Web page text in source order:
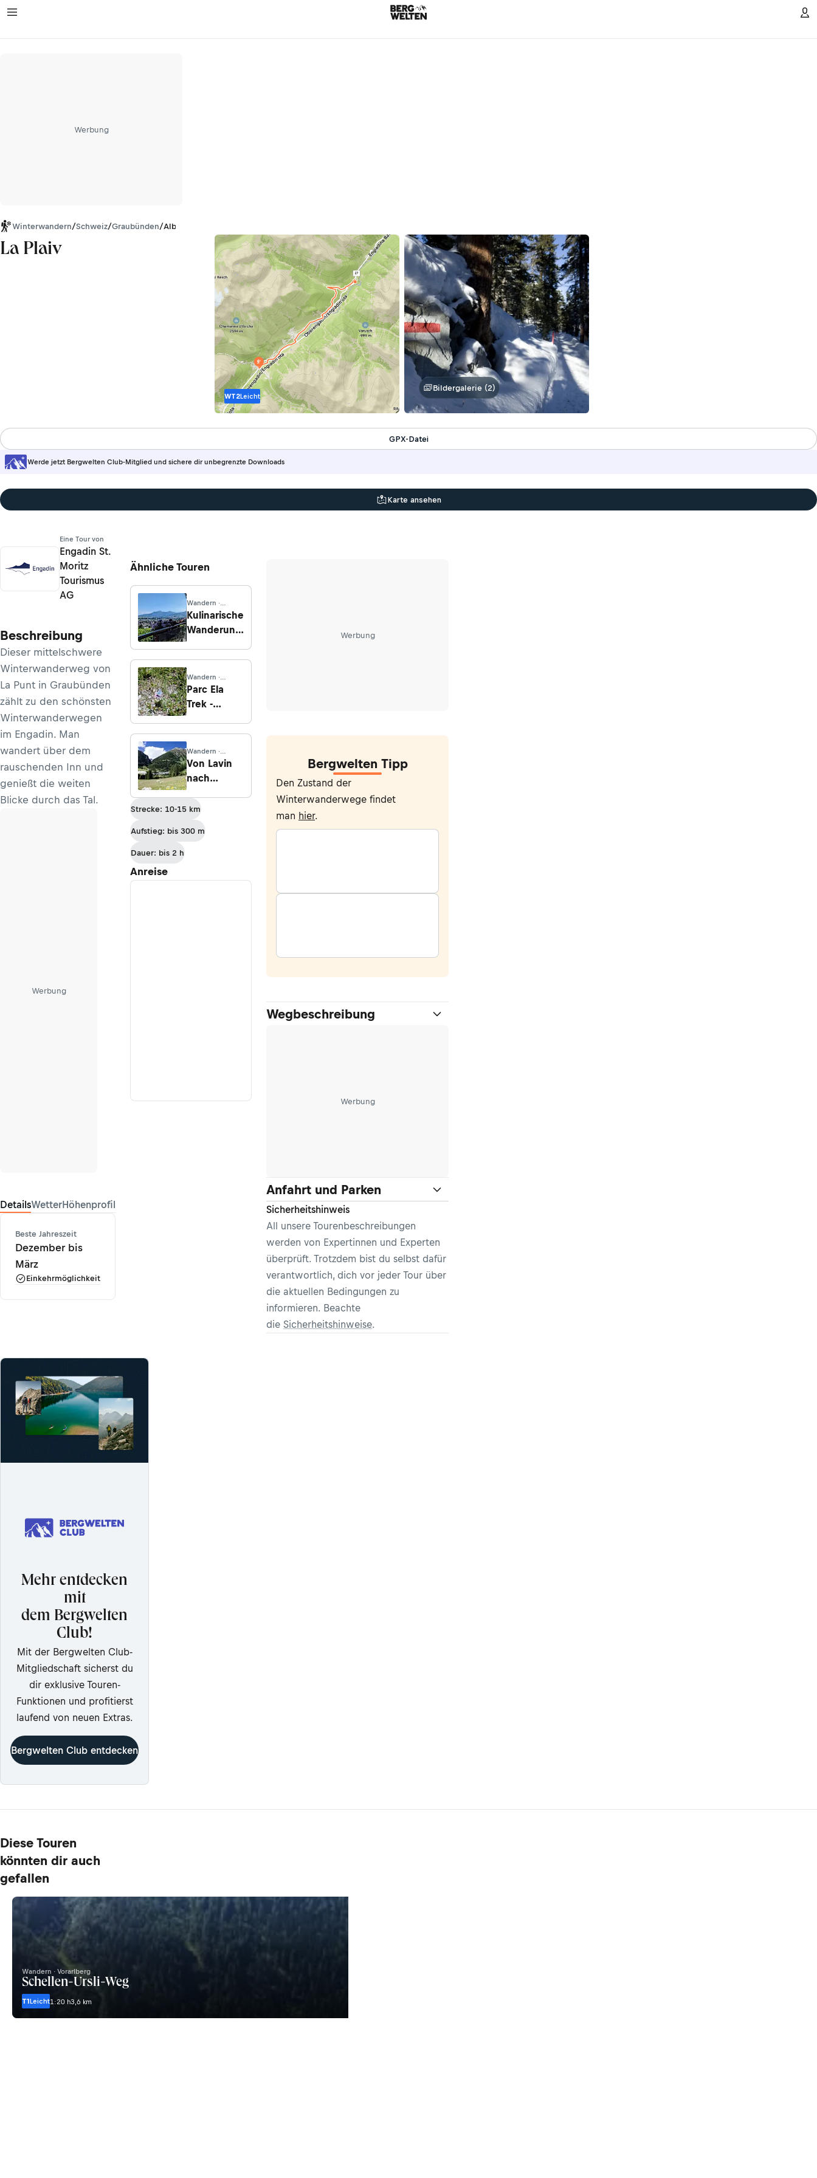
Werbung
Winterwandern/Schweiz/Graubünden/Albula Alpen
La Plaiv
WT2Leicht
Bildergalerie (2)
Werde jetzt Bergwelten Club-Mitglied und sichere dir unbegrenzte Downloads
GPX-Datei
Karte ansehen
Eine Tour von
Engadin St.
Moritz
Tourismus
AG
Beschreibung
Dieser mittelschwere
Winterwanderweg von
La Punt in Graubünden
zählt zu den schönsten
Winterwanderwegen
im Engadin. Man
wandert über dem
rauschenden Inn und
genießt die weiten
Blicke durch das Tal.
Werbung
DetailsWetterHöhenprofil
Beste Jahreszeit
Dezember bis
März
Einkehrmöglichkeit
Ähnliche Touren
Wandern ·
Appenzell
Innerrhoden
Kulinarische
Wanderung
zwischen
Au und
Marbach
Wandern ·
Graubünden
Parc Ela
Trek -
Preda - F.
Gualdauna -
Chamanna
d'Es-cha
Wandern ·
Vorarlberg
Von Lavin
nach
Strecke: 10-15 km
Aufstieg: bis 300 m
Dauer: bis 2 h
Anreise
Werbung
Bergwelten Tipp
Den Zustand der
Winterwanderwege findet
man hier.
Wegbeschreibung
Werbung
Anfahrt und Parken
Sicherheitshinweis
All unsere Tourenbeschreibungen
werden von Expertinnen und Experten
überprüft. Trotzdem bist du selbst dafür
verantwortlich, dich vor jeder Tour über
die aktuellen Bedingungen zu
informieren. Beachte
die Sicherheitshinweise.
Mehr entdecken
mit
dem Bergwelten
Club!
Mit der Bergwelten Club-
Mitgliedschaft sicherst du
dir exklusive Touren-
Funktionen und profitierst
laufend von neuen Extras.
Bergwelten Club entdecken
Diese Touren
könnten dir auch
gefallen
Wandern · Vorarlberg
Schellen-Ursli-Weg
T1Leicht1:20 h3,6 km